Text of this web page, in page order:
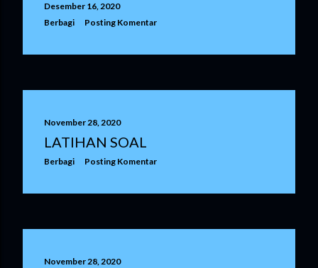
Desember 16, 2020
Berbagi
Posting Komentar
November 28, 2020
LATIHAN SOAL
Berbagi Posting Komentar
November 28, 2020